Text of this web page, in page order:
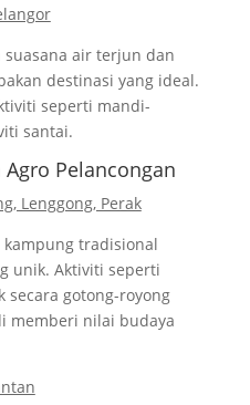
suasana air terjun dan
destinasi yang ideal.
seperti mandi-
santai.
Pelancongan
Lenggong, Perak
tradisional
unik. Aktiviti seperti
secara gotong-royong
memberi nilai budaya